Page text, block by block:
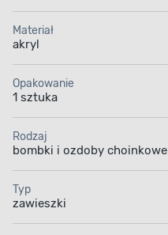
Materiał
akryl
Opakowanie
1 sztuka
Rodzaj
bombki i ozdoby choinkowe
Typ
zawieszki